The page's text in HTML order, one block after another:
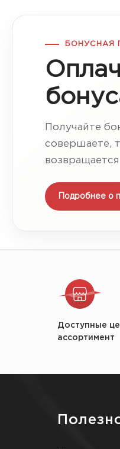
БОНУСНАЯ
Получайте
совершаете,
Подробнее о
Доступные
ассортимент